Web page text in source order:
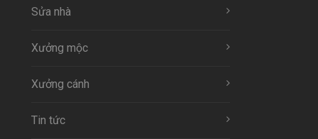
Sửa nhà
Xưởng mộc
Xưởng cánh
Tin tức